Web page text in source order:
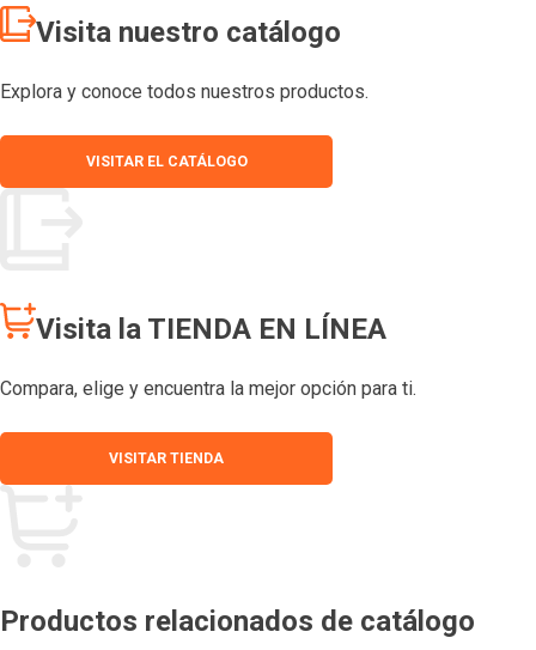
Visita nuestro catálogo
Explora y conoce todos nuestros productos.
VISITAR EL CATÁLOGO
Visita la TIENDA EN LÍNEA
Compara, elige y encuentra la mejor opción para ti.
VISITAR TIENDA
Productos relacionados de catálogo